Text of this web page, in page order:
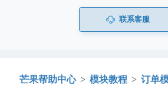
联系客服
芒果帮助中心 模块教程
订单